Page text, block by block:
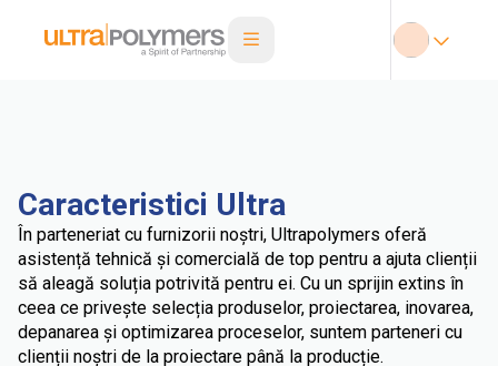
Caracteristici Ultra
În parteneriat cu furnizorii noștri, Ultrapolymers oferă
asistență tehnică și comercială de top pentru a ajuta clienții
să aleagă soluția potrivită pentru ei. Cu un sprijin extins în
ceea ce privește selecția produselor, proiectarea, inovarea,
depanarea și optimizarea proceselor, suntem parteneri cu
clienții noștri de la proiectare până la producție.